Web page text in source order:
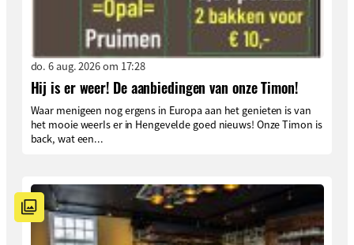
do. 6 aug. 2026 om 17:28
Hij is er weer! De aanbiedingen van onze Timon!
Waar menigeen nog ergens in Europa aan het genieten is van
het mooie weerIs er in Hengevelde goed nieuws! Onze Timon is
back, wat een...